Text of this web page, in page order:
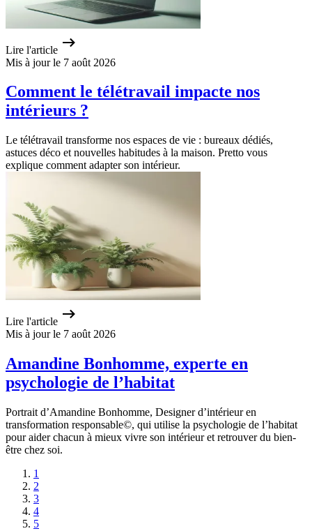
Lire l'article
Mis à jour le 7 août 2026
Comment le télétravail impacte nos
intérieurs ?
Le télétravail transforme nos espaces de vie : bureaux dédiés,
astuces déco et nouvelles habitudes à la maison. Pretto vous
explique comment adapter son intérieur.
Lire l'article
Mis à jour le 7 août 2026
Amandine Bonhomme, experte en
psychologie de l’habitat
Portrait d’Amandine Bonhomme, Designer d’intérieur en
transformation responsable©, qui utilise la psychologie de l’habitat
pour aider chacun à mieux vivre son intérieur et retrouver du bien-
être chez soi.
1
2
3
4
5